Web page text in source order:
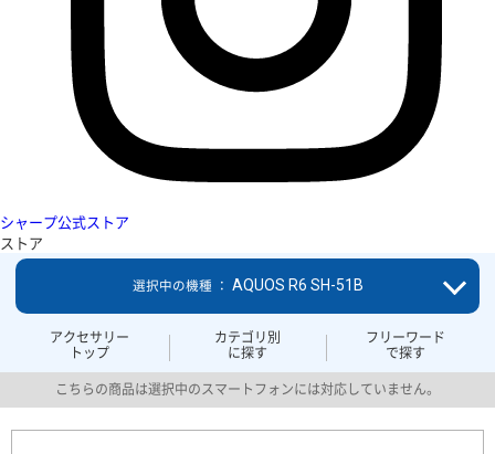
シャープ公式ストア
ストア
アクセサリー
トップ
カテゴリ別
に探す
フリーワード
で探す
選択中の機種 ： AQUOS R6 SH-51B
こちらの商品は選択中のスマートフォンには対応していません。